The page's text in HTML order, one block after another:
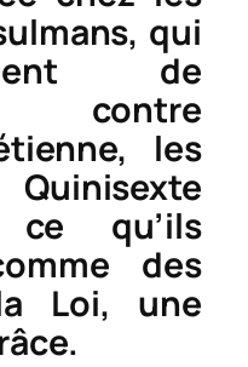
qui
de
contre
les
qu’ils
des
Loi, une